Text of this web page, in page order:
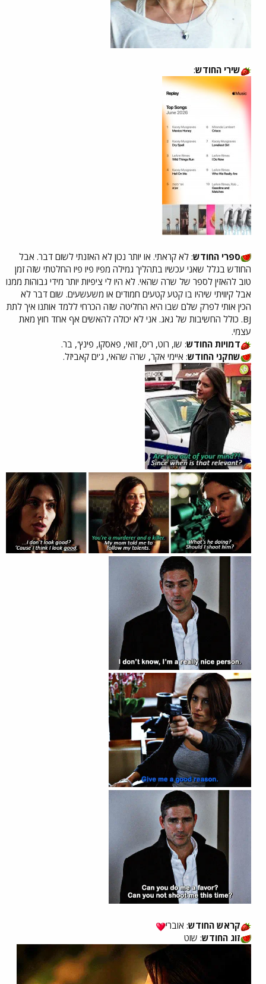
שירי החודש:
ספרי החודש: לא קראתי. או יותר נכון לא האזנתי לשום דבר. אבל
החודש בגלל שאני עכשיו בתהליך גמילה מפיו פיו פיו החלטתי שזה זמן
טוב להאזין לספר של שרה שהאי. לא היו לי ציפיות יותר מידי גבוהות ממנו
אבל קיוויתי שיהיו בו קטע קטעים חמודים או משעשעים. שום דבר לא
הכין אותי לפרק שלם שבו היא החליטה שזה הכרחי ללמד אותנו איך לתת
BJ. כולל החשיבות של גאג. אני לא יכולה להאשים אף אחד חוץ מאת
עצמי.
דמויות החודש: שו, רוט, ריס, זואי, פאסקו, פינץ', בר.
שחקני החודש: איימי אקר, שרה שהאי, ג'ים קאביזל.
קראש החודש: אוברי
זוג החודש: שוט